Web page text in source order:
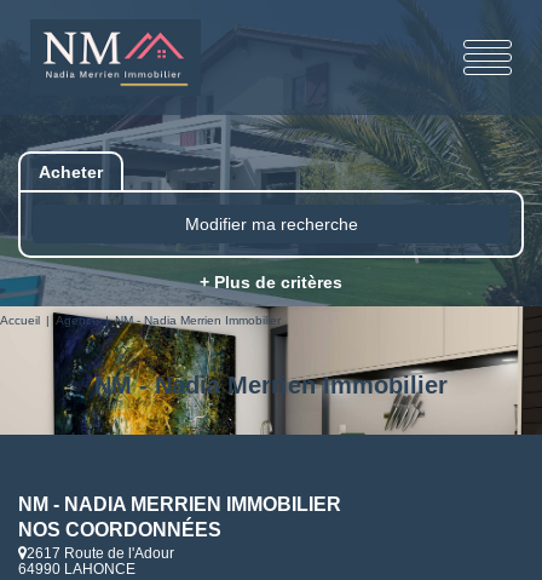
Acheter
Modifier ma recherche
+ Plus de critères
Accueil Agence NM - Nadia Merrien Immobilier
NM - Nadia Merrien Immobilier
NM - NADIA MERRIEN IMMOBILIER
NOS COORDONNÉES
2617 Route de l'Adour
64990 LAHONCE